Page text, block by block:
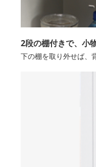
2段の棚付きで、小
下の棚を取り外せば、